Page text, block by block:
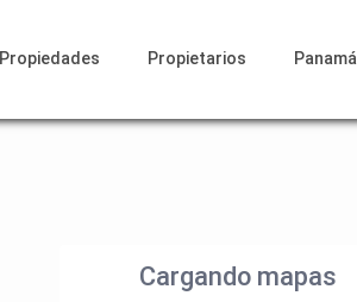
Propiedades Propietarios Panamá
Cargando mapas